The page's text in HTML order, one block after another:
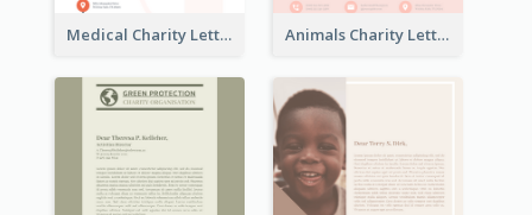
Medical Charity Letterhead Animals Charity Letterhead